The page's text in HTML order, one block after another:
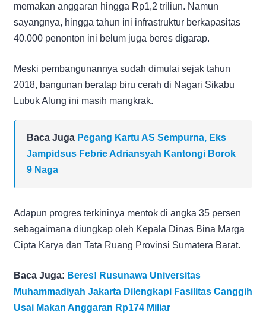
memakan anggaran hingga Rp1,2 triliun. Namun
sayangnya, hingga tahun ini infrastruktur berkapasitas
40.000 penonton ini belum juga beres digarap.
Meski pembangunannya sudah dimulai sejak tahun
2018, bangunan beratap biru cerah di Nagari Sikabu
Lubuk Alung ini masih mangkrak.
Baca Juga Pegang Kartu AS Sempurna, Eks
Jampidsus Febrie Adriansyah Kantongi Borok
9 Naga
Adapun progres terkininya mentok di angka 35 persen
sebagaimana diungkap oleh Kepala Dinas Bina Marga
Cipta Karya dan Tata Ruang Provinsi Sumatera Barat.
Baca Juga: Beres! Rusunawa Universitas
Muhammadiyah Jakarta Dilengkapi Fasilitas Canggih
Usai Makan Anggaran Rp174 Miliar